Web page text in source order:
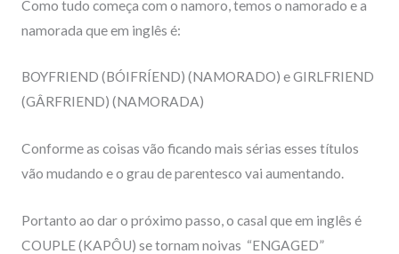
Como tudo começa com o namoro, temos o namorado e a
namorada que em inglês é:
BOYFRIEND (BÓIFRÍEND) (NAMORADO) e GIRLFRIEND
(GÂRFRIEND) (NAMORADA)
Conforme as coisas vão ficando mais sérias esses títulos
vão mudando e o grau de parentesco vai aumentando.
Portanto ao dar o próximo passo, o casal que em inglês é
COUPLE (KAPÔU) se tornam noivas “ENGAGED”